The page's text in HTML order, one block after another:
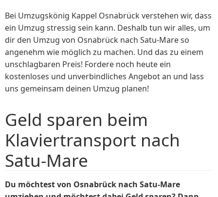
Bei Umzugskönig Kappel Osnabrück verstehen wir, dass
ein Umzug stressig sein kann. Deshalb tun wir alles, um
dir den Umzug von Osnabrück nach Satu-Mare so
angenehm wie möglich zu machen. Und das zu einem
unschlagbaren Preis! Fordere noch heute ein
kostenloses und unverbindliches Angebot an und lass
uns gemeinsam deinen Umzug planen!
Geld sparen beim
Klaviertransport nach
Satu-Mare
Du möchtest von Osnabrück nach Satu-Mare